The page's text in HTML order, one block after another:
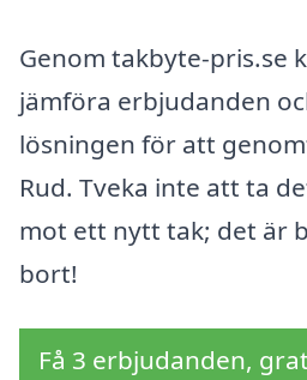
Genom takbyte-pris.se
jämföra erbjudanden
lösningen för att
Rud. Tveka inte att ta
mot ett nytt tak; det är
bort!
Få 3 erbjudanden,